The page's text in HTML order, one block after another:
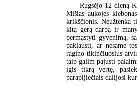
Rugsėjo 12 dieną
Mišias aukojęs
krikščionis. Neužtenka
kitą gerą darbą ir
permąstyti gyvenimą,
paklausti, ar nesame
ragino tikinčiuosius
taip galim pajusti
įgis tikrą vertę,
parapijiečiais dalijosi